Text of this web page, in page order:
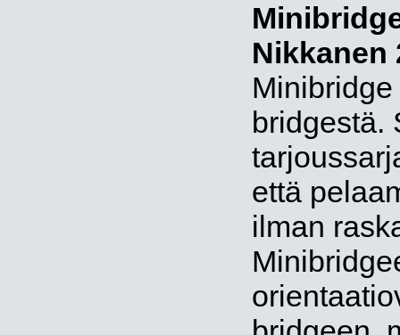
Nikkanen
bridgestä.
että
ilman